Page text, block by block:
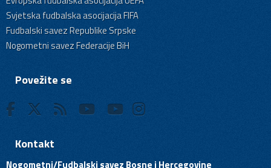
Svjetska fudbalska asocijacija FIFA
Fudbalski savez Republike Srpske
Nogometni savez Federacije BiH
Povežite se
Kontakt
Nogometni/Fudbalski savez Bosne i Hercegovine